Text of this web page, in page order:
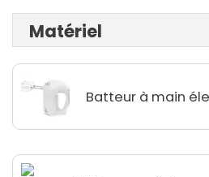
Matériel
Batteur à main